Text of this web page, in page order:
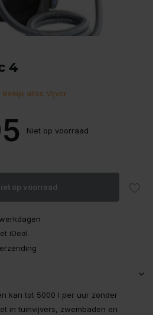
4
Bekijk alles Vijver
Niet op voorraad
op voorraad
iDeal
kan tot 5000 l per uur zonder
in tuinvijvers, zwembaden en